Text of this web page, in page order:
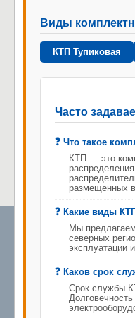
Виды
КТП Тупиковая
Часто
Что такое
КТП — это
размещенных в
Какие виды
Мы
северных
эксплуатации
Каков срок
Срок службы